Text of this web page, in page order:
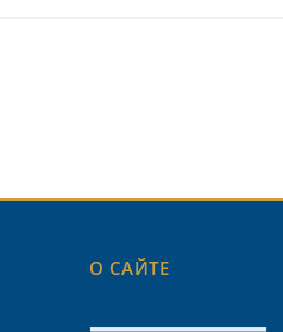
О САЙТЕ